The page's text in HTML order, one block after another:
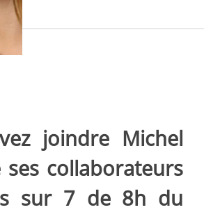
joindre Michel
ses collaborateurs
sur 7 de 8h du